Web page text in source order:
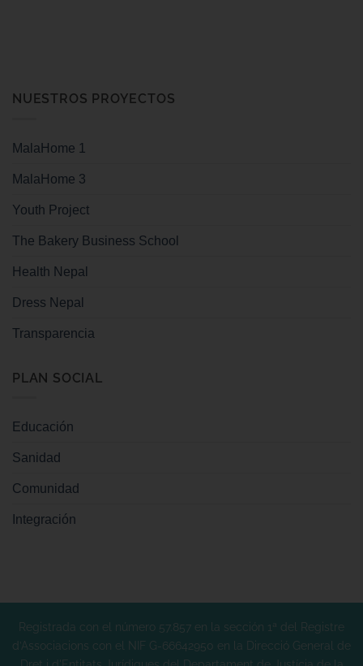
NUESTROS PROYECTOS
MalaHome 1
MalaHome 3
Youth Project
The Bakery Business School
Health Nepal
Dress Nepal
Transparencia
PLAN SOCIAL
Educación
Sanidad
Comunidad
Integración
Registrada con el número 57.857 en la sección 1ª del Registre
d’Associacions con el NIF G-66642950 en la Direcció General de